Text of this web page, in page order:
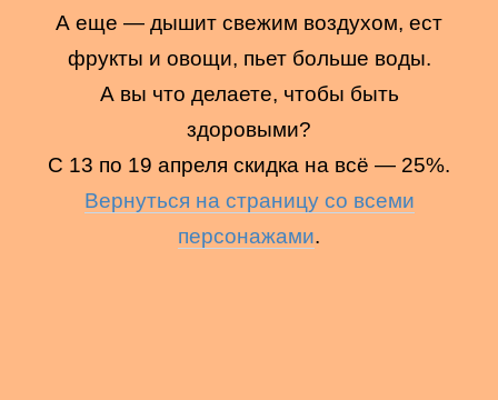
А еще — дышит свежим воздухом, ест
фрукты и овощи, пьет больше воды.
А вы что делаете, чтобы быть
здоровыми?
С 13 по 19 апреля скидка на всё — 25%.
Вернуться на страницу со всеми
персонажами.